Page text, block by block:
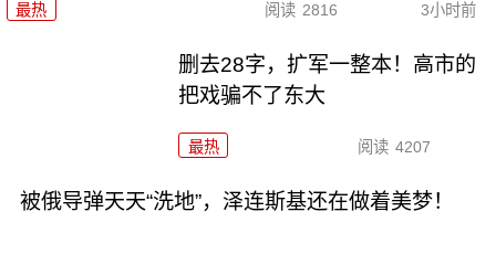
最热 阅读 2816 3小时前
删去28字，扩军一整本！高市的
把戏骗不了东大
最热 阅读 4207
被俄导弹天天“洗地”，泽连斯基还在做着美梦！